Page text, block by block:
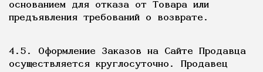
основанием для отказа от Товара или
предъявления требований о возврате.
4.5. Оформление Заказов на Сайте Продавца
осуществляется круглосуточно. Продавец